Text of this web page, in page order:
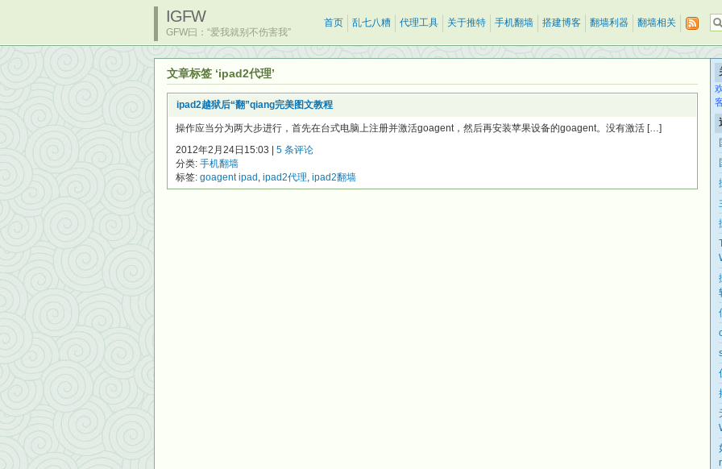
IGFW
GFW曰：“爱我就别不伤害我”
首页 乱七八糟 代理工具 关于推特 手机翻墙 搭建博客 翻墙利器 翻墙相关
文章标签 ‘ipad2代理’
ipad2越狱后“翻”qiang完美图文教程
操作应当分为两大步进行，首先在台式电脑上注册并激活goagent，然后再安装苹果设备的goagent。没有激活 […]
2012年2月24日15:03 | 5 条评论
分类: 手机翻墙
标签: goagent ipad , ipad2代理, ipad2翻墙